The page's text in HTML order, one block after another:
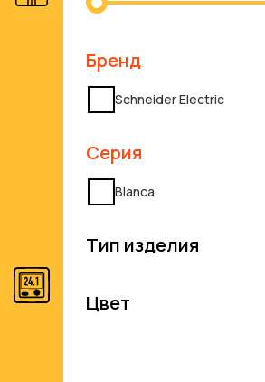
Бренд
Schneider Electric
Серия
Blanca
Тип изделия
Цвет